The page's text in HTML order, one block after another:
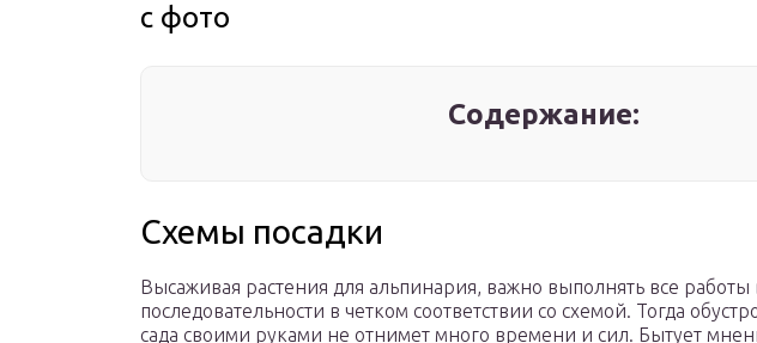
с фото
Содержание:
Схемы посадки
Высаживая растения для альпинария, важно выполнять все
последовательности в четком соответствии со схемой. Тогда
сада своими руками не отнимет много времени и сил. Бытует